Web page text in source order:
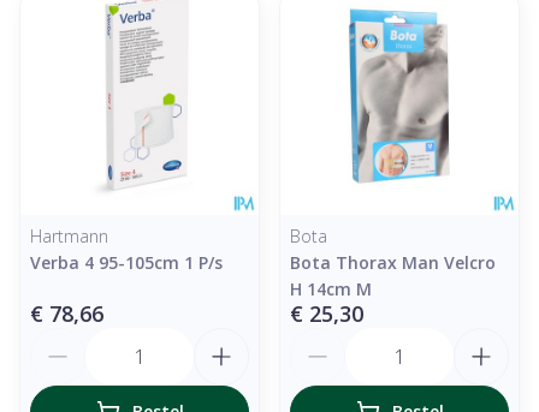
Hartmann
Verba 4 95-105cm 1 P/s
€ 78,66
Bota
Bota Thorax Man Velcro
H 14cm M
€ 25,30